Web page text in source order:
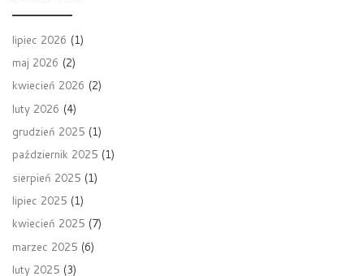
lipiec 2026 (1)
maj 2026 (2)
kwiecień 2026 (2)
luty 2026 (4)
grudzień 2025 (1)
październik 2025 (1)
sierpień 2025 (1)
lipiec 2025 (1)
kwiecień 2025 (7)
marzec 2025 (6)
luty 2025 (3)